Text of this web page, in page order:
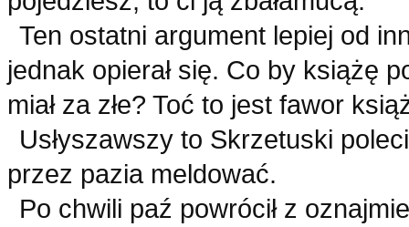
Ten ostatni argument lepiej od
jednak opierał się. Co by książę
miał za złe? Toć to jest fawor
Usłyszawszy to Skrzetuski
przez pazia meldować.
Po chwili paź powrócił z